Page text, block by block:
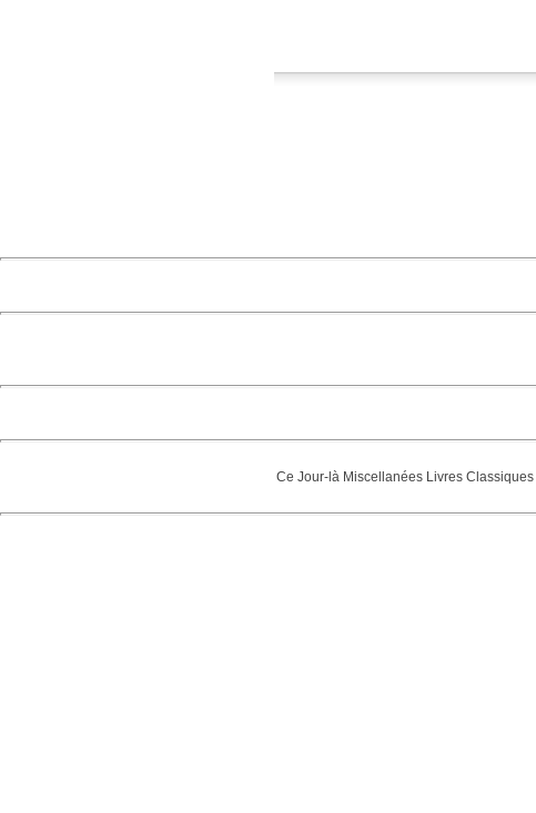
Ce Jour-là Miscellanées Livres Classiques